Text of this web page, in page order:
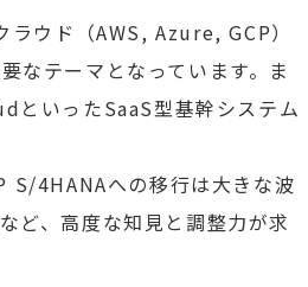
ラウド（AWS, Azure, GCP）
なテーマとなっています。ま
いったSaaS型基幹システム
S/4HANAへの移行は大きな波
ど、高度な知見と調整力が求